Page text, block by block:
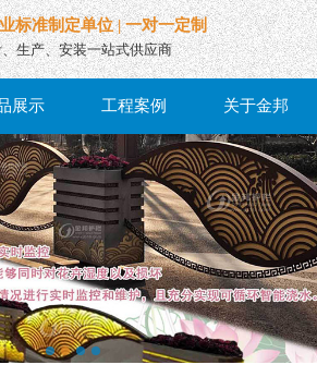
标准制定单位 | 一对一定制
生产、安装一站式供应商
展示 工程案例 关于金邦
乌鲁木齐市政公园合作栅栏项目！